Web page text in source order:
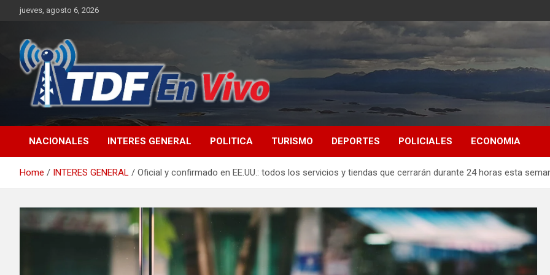
jueves, agosto 6, 2026
NACIONALES INTERES GENERAL POLITICA TURISMO DEPORTES POLICIALES ECONOMIA
Home INTERES GENERAL Oficial y confirmado en EE.UU.: todos los servicios y tiendas que cerrarán durante 24 horas esta